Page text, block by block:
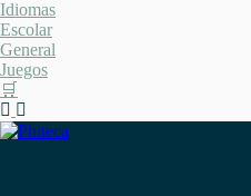
Saltar
al
contenido
Idiomas
Escolar
General
Juegos
🛒